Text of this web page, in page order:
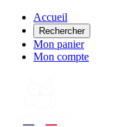
Accueil
Rechercher
Mon panier
Mon compte